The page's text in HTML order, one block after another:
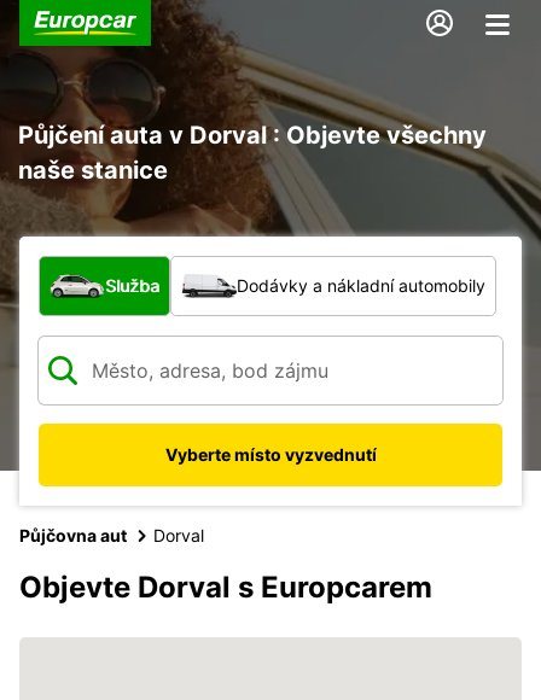
Půjčení auta v Dorval : Objevte všechny
naše stanice
Jaký typ vozidla?
Služba Dodávky a nákladní automobily
Vyberte místo vyzvednutí
Půjčovna aut Dorval
Objevte Dorval s Europcarem